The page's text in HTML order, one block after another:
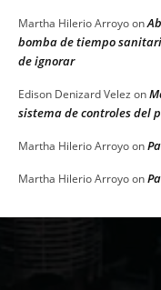
Martha Hilerio Arroyoon
bomba de tiempo
de ignorar
Edison Denizard Velez on
sistema de controles del
Martha Hilerio Arroyoon
Martha Hilerio Arroyoon